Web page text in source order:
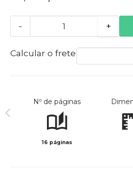
- +
Calcular o frete
Nº de páginas
16 páginas